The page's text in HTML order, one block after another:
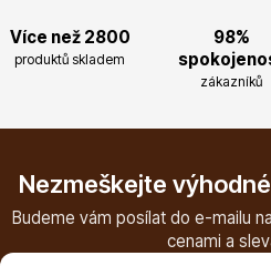
Květináče
Více než 2800
produktů skladem
98%
zákazníků
Nezmeškejte
Budeme vám posílat do e-mailu
cenami a